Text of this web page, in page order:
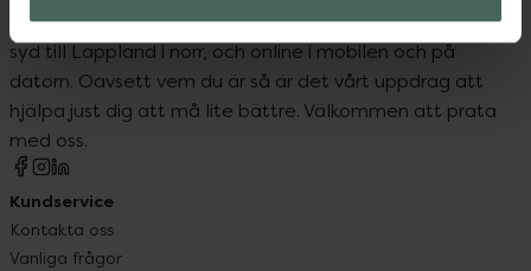
Kronans Apotek finns här för dig. Du hittar oss från Skåne i
syd till Lappland i norr, och online i mobilen och på
datorn. Oavsett vem du är så är det vårt uppdrag att
hjälpa just dig att må lite bättre. Välkommen att prata
med oss.
Kundservice
Kontakta oss
Vanliga frågor